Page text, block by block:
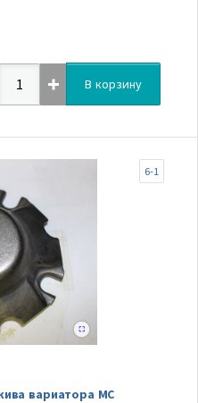
В корзину
вариатора MC
6-1